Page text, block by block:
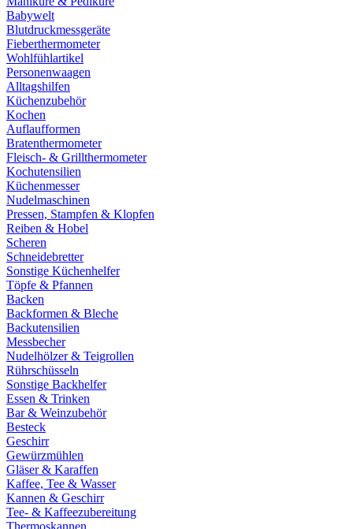
Babywelt
Blutdruckmessgeräte
Fieberthermometer
Wohlfühlartikel
Personenwaagen
Alltagshilfen
Küchenzubehör
Kochen
Auflaufformen
Bratenthermometer
Fleisch- & Grillthermometer
Kochutensilien
Küchenmesser
Nudelmaschinen
Pressen, Stampfen & Klopfen
Reiben & Hobel
Scheren
Schneidebretter
Sonstige Küchenhelfer
Töpfe & Pfannen
Backen
Backformen & Bleche
Backutensilien
Messbecher
Nudelhölzer & Teigrollen
Rührschüsseln
Sonstige Backhelfer
Essen & Trinken
Bar & Weinzubehör
Besteck
Geschirr
Gewürzmühlen
Gläser & Karaffen
Kaffee, Tee & Wasser
Kannen & Geschirr
Tee- & Kaffeezubereitung
Thermoskannen